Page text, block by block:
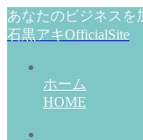
あなたのビジネス
石黒アキOfficialSite
ホーム
HOME